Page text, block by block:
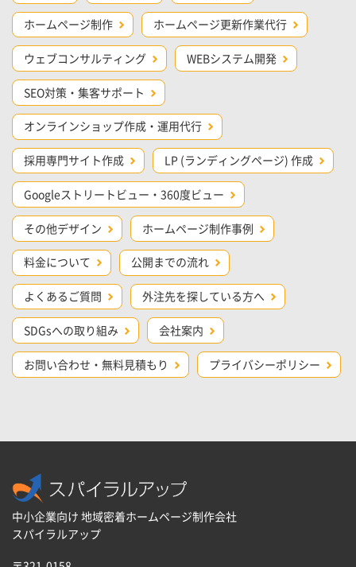
ホームページ制作 ホームページ更新作業代行
ウェブコンサルティング WEBシステム開発
SEO対策・集客サポート
オンラインショップ作成・運用代行
採用専門サイト作成 LP (ランディングページ) 作成
Googleストリートビュー・360度ビュー
その他デザイン ホームページ制作事例
料金について 公開までの流れ
よくあるご質問 外注先を探している方へ
SDGsへの取り組み 会社案内
お問い合わせ・無料見積もり プライバシーポリシー
中小企業向け 地域密着ホームページ制作会社
スパイラルアップ